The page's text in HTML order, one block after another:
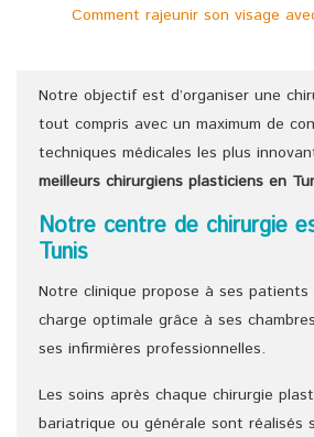
Comment rajeunir son visage
Notre objectif est d’organiser une
tout compris avec un maximum de
techniques médicales les plus
meilleurs chirurgiens plasticiens en
Notre centre de chirurgie
Tunis
Notre clinique propose à ses patients
charge optimale grâce à ses
ses infirmières professionnelles.
Les soins après chaque chirurgie
bariatrique ou générale sont réalisés